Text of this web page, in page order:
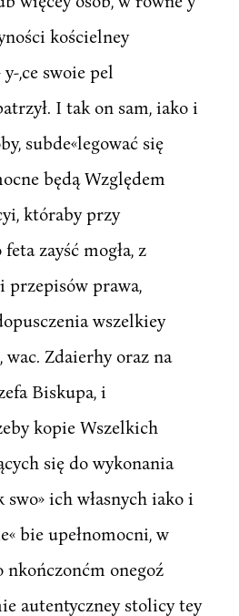
kościelney
,ce swoie pel
I tak on sam, iako i
subde«legować się
będą Względem
któraby przy
zayść mogła, z
przepisów prawa,
wszelkiey
wac. Zdaierhy oraz na
Biskupa, i
kopie Wszelkich
się do wykonania
ich własnych iako i
bie upełnomocni, w
nkończonćm onegoź
autentyczney stolicy tey